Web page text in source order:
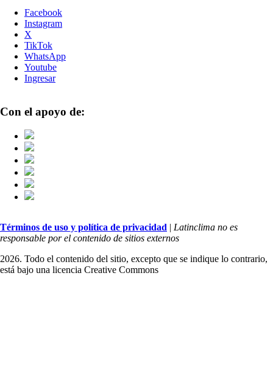
Facebook
Instagram
X
TikTok
WhatsApp
Youtube
Ingresar
Con el apoyo de:
Términos de uso y política de privacidad | Latinclima no es
responsable por el contenido de sitios externos
2026. Todo el contenido del sitio, excepto que se indique lo contrario,
está bajo una licencia Creative Commons